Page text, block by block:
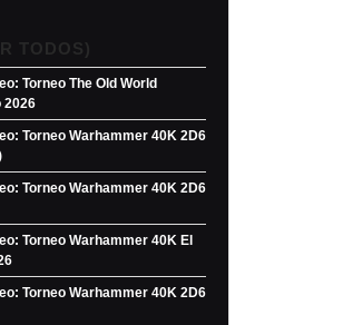
TODOS)
Torneo The Old World
2026
Torneo Warhammer 40K 2D6
Torneo Warhammer 40K 2D6
Torneo Warhammer 40K El
Torneo Warhammer 40K 2D6